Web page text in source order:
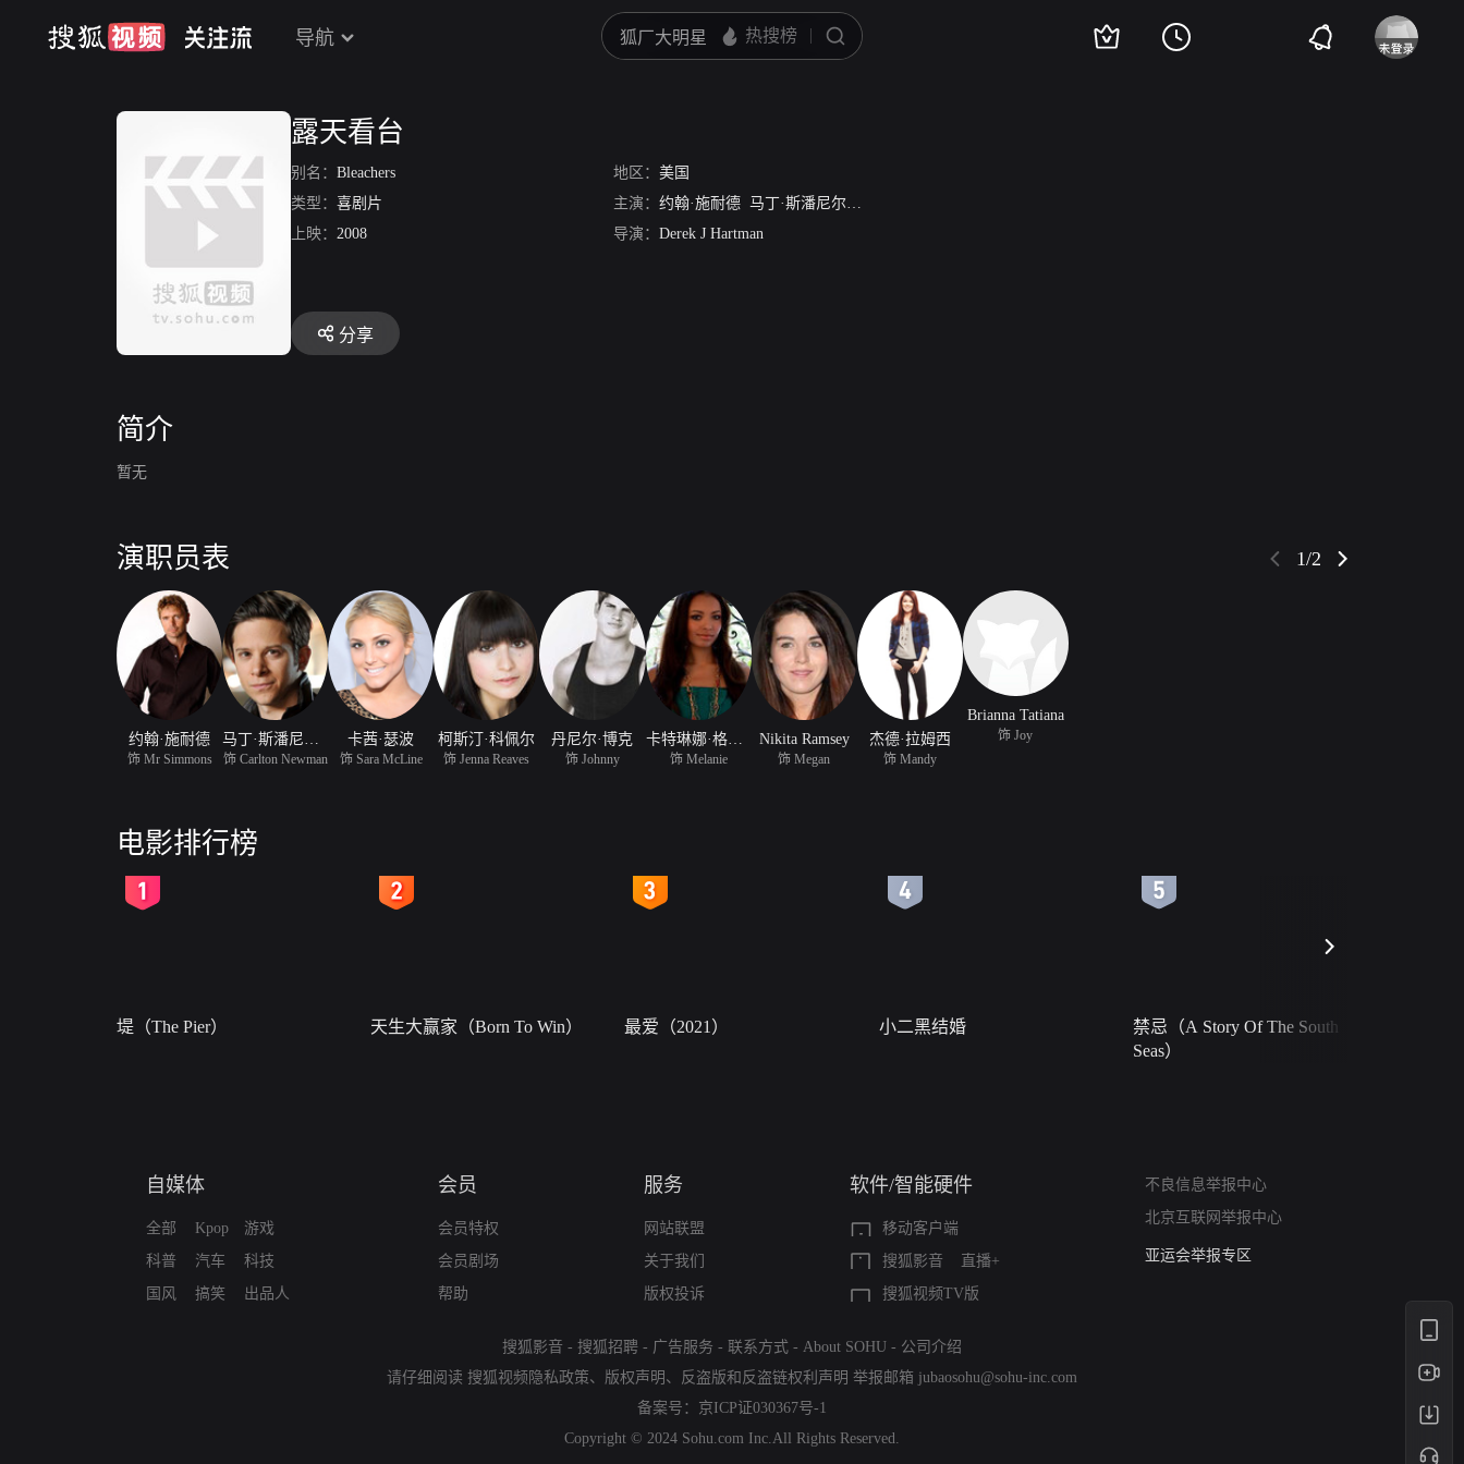
导航
露天看台
别名： Bleachers 地区： 美国
类型： 喜剧片 主演： 约翰·施耐德 马丁·斯潘尼尔斯
上映： 2008 导演： Derek J Hartman
分享
简介
暂无
演职员表 1/2
约翰·施耐德
饰 Mr Simmons 饰 Carlton Newman
卡茜·瑟波
饰 Sara McLine
柯斯汀·科佩尔
饰 Jenna Reaves
丹尼尔·博克
饰 Johnny
卡特琳娜·格兰厄姆
饰 Melanie
Nikita Ramsey
饰 Megan
杰德·拉姆西
饰 Mandy
Brianna Tatiana
饰 Joy
电影排行榜
堤（The Pier） 天生大赢家（Born To Win） 最爱（2021） 小二黑结婚
禁忌（A Story Of The South
Seas）
自媒体
全部
科普
国风
Kpop
汽车
搞笑
游戏
科技
出品人
会员
会员特权
会员剧场
帮助
服务
网站联盟
关于我们
版权投诉
软件/智能硬件
移动客户端
搜狐影音
直播+
搜狐视频TV版
不良信息举报中心
北京互联网举报中心
算法推荐专项举报
亚运会举报专区
搜狐影音 - 搜狐招聘 - 广告服务 - 联系方式 - About SOHU - 公司介绍
请仔细阅读 搜狐视频隐私政策、 版权声明 、 反盗版和反盗链权利声明 举报邮箱 jubaosohu@sohu-inc.com
备案号： 京ICP证030367号-1
Copyright © 2024 Sohu.com Inc.All Rights Reserved.